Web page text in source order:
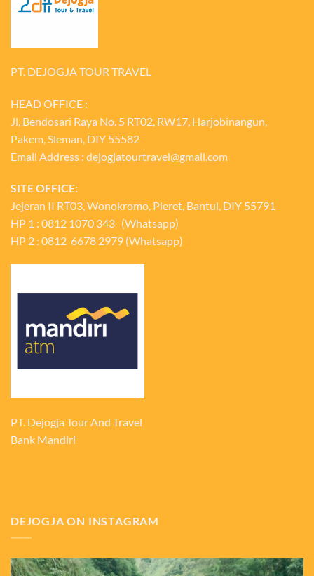
PT. DEJOGJA TOUR TRAVEL
HEAD OFFICE :
Jl, Bendosari Raya No. 5 RT02, RW17, Harjobinangun,
Pakem, Sleman, DIY 55582
Email Address : dejogjatourtravel@gmail.com
SITE OFFICE:
Jejeran II RT03, Wonokromo, Pleret, Bantul, DIY 55791
HP 1 : 0812 1070 343 (Whatsapp)
HP 2 : 0812 6678 2979 (Whatsapp)
PT. Dejogja Tour And Travel
Bank Mandiri
DEJOGJA ON INSTAGRAM